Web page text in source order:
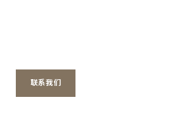
联系我们